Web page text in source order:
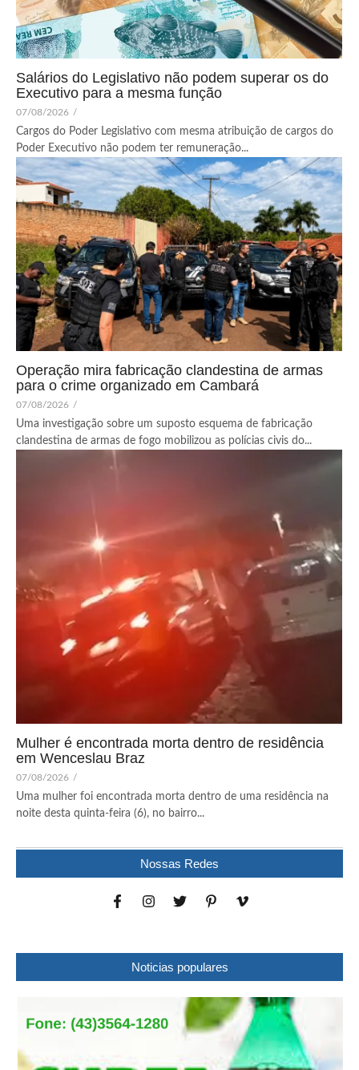
Salários do Legislativo não podem superar os do
Executivo para a mesma função
07/08/2026 /
Cargos do Poder Legislativo com mesma atribuição de cargos do
Poder Executivo não podem ter remuneração...
Operação mira fabricação clandestina de armas
para o crime organizado em Cambará
07/08/2026 /
Uma investigação sobre um suposto esquema de fabricação
clandestina de armas de fogo mobilizou as polícias civis do...
Mulher é encontrada morta dentro de residência
em Wenceslau Braz
07/08/2026 /
Uma mulher foi encontrada morta dentro de uma residência na
noite desta quinta-feira (6), no bairro...
Nossas Redes
Noticias populares